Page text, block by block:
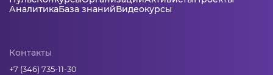
АналитикаБаза знанийВидеокурсы
Контакты
+7 (346) 735-11-30